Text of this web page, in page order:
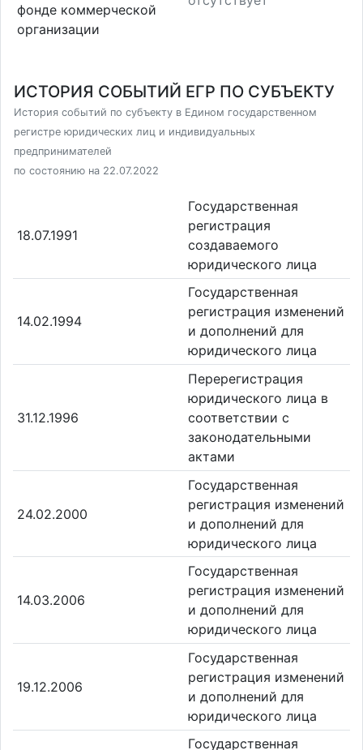
фонде коммерческой
организации
ИСТОРИЯ СОБЫТИЙ ЕГР ПО СУБЪЕКТУ
История событий по субъекту в Едином государственном
регистре юридических лиц и индивидуальных
предпринимателей
по состоянию на 22.07.2022
18.07.1991
Государственная
регистрация
создаваемого
юридического лица
14.02.1994
Государственная
регистрация изменений
и дополнений для
юридического лица
31.12.1996
Перерегистрация
юридического лица в
соответствии с
законодательными
актами
24.02.2000
Государственная
регистрация изменений
и дополнений для
юридического лица
14.03.2006
Государственная
регистрация изменений
и дополнений для
юридического лица
19.12.2006
Государственная
регистрация изменений
и дополнений для
юридического лица
Государственная